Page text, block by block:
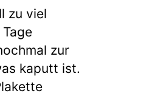
zu viel
zur
kaputt ist.